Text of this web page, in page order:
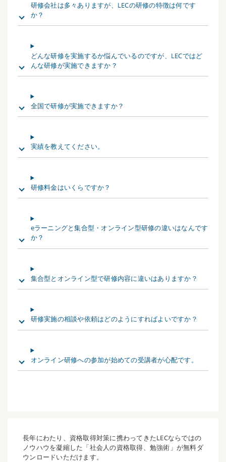
研修会社は多々ありますが、LECの研修の特徴は何です
か？
どんな研修を実施するか悩んでいるのですが、LECではど
んな研修が実施できますか？
全国で研修が実施できますか？
実績を教えてください。
研修料金はいくらですか？
eラーニングと集合型・オンライン型研修の違いはなんです
か？
集合型とオンライン型で研修内容に違いはありますか？
研修実施の相談や依頼はどのようにすればよいですか？
オンライン研修への参加が始めての受講者が心配です。
長年にわたり、資格取得対策に携わってきたLECならではの
ノウハウを凝縮した「社会人の資格取得、勉強術」が無料ダ
ウンロードいただけます。